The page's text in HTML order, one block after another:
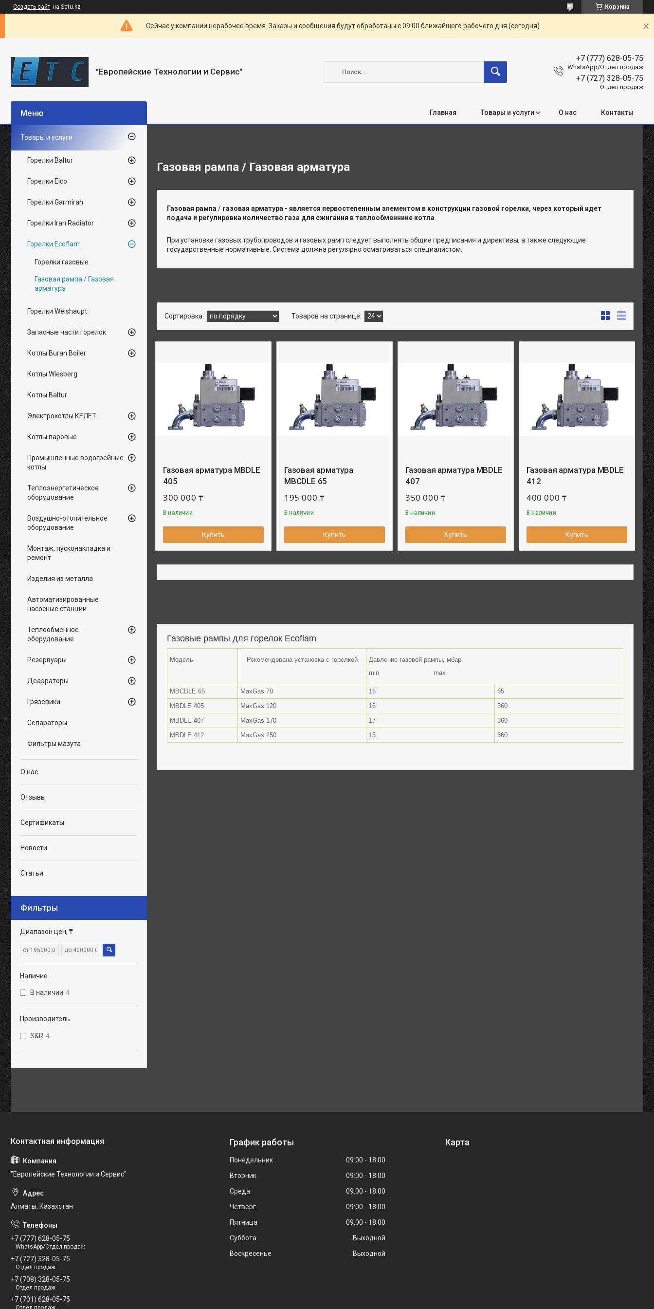
Создать сайт на Satu.kz Корзина
Сейчас у компании нерабочее время. Заказы и сообщения будут обработаны с 09:00 ближайшего рабочего дня (сегодня)
"Европейские Технологии и Сервис"
+7 (777) 628-05-75
WhatsApp/Отдел продаж
+7 (727) 328-05-75
Отдел продаж
Главная Товары и услуги О нас Контакты
Газовая рампа / Газовая арматура
Газовая рампа / газовая арматура - является первостепенным элементом в конструкции газовой горелки, через который идет
подача и регулировка количество газа для сжигания в теплообменнике котла
При установке газовых трубопроводов и газовых рамп следует выполнять общие предписания и директивы, а также следующие
государственные нормативные. Система должна регулярно осматриваться специалистом.
Газовая арматура MBDLE
405
300 000 ₸
В наличии
Купить
Газовая арматура
MBCDLE 65
195 000 ₸
В наличии
Купить
Газовая арматура MBDLE
407
350 000 ₸
В наличии
Купить
Газовая арматура MBDLE
412
400 000 ₸
В наличии
Купить
Газовые рампы для горелок Ecoflam
Модель Рекомендована установка с горелкой
Давление газовой рампы, мбар
min max
MBCDLE 65 MaxGas 70 16
65
MBDLE 405
MaxGas 120 16
360
MBDLE 407
MaxGas 170 17
360
MBDLE 412
MaxGas 250 15 360
Товары и услуги
Горелки Baltur
Горелки Elco
Горелки Garmiran
Горелки Iran Radiator
Горелки Ecoflam
Горелки газовые
Газовая рампа / Газовая
арматура
Горелки Weishaupt
Запасные части горелок
Котлы Buran Boiler
Котлы Wiesberg
Котлы Baltur
Электрокотлы КЕЛЕТ
Котлы паровые
Промышленные водогрейные
котлы
Теплоэнергетическое
оборудование
Воздушно-отопительное
оборудование
Монтаж, пусконакладка и
ремонт
Изделия из металла
Автоматизированные
насосные станции
Теплообменное
оборудование
Резервуары
Деаэраторы
Грязевики
Сепараторы
Фильтры мазута
О нас
Отзывы
Сертификаты
Новости
Статьи
Фильтры
Диапазон цен, ₸
Наличие
В наличии 4
Производитель
S&R 4
"Европейские Технологии и Сервис"
Алматы, Казахстан
+7 (777) 628-05-75
WhatsApp/Отдел продаж
+7 (727) 328-05-75
Отдел продаж
+7 (708) 328-05-75
Отдел продаж
+7 (701) 628-05-75
График работы
Понедельник 09:00
18:00
Вторник
09:00
18:00
Среда
09:00
18:00
Четверг
09:00
18:00
Пятница
09:00
18:00
Суббота
Выходной
Воскресенье
Выходной
Карта